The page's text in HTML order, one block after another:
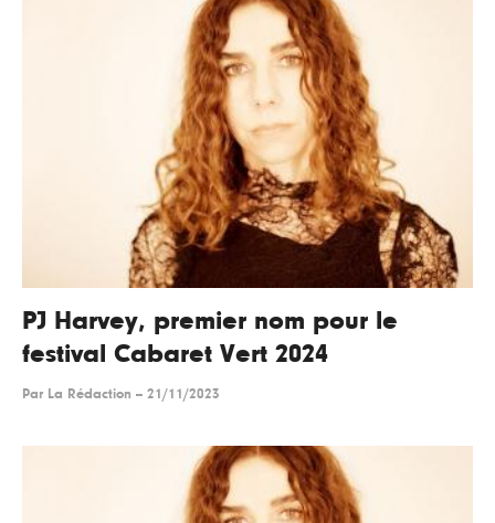
PJ Harvey, premier nom pour le
festival Cabaret Vert 2024
Par La Rédaction -- 21/11/2023